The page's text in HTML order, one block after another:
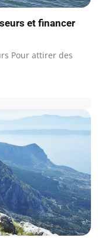
et financer
Pour attirer des